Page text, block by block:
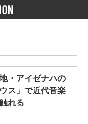
・アイゼナハの
ス」で近代音楽
れる